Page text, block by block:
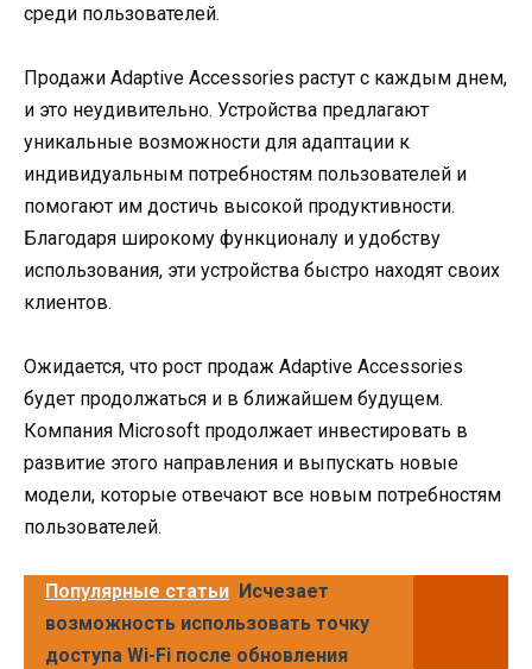
среди пользователей.
Продажи Adaptive Accessories растут с каждым днем,
и это неудивительно. Устройства предлагают
уникальные возможности для адаптации к
индивидуальным потребностям пользователей и
помогают им достичь высокой продуктивности.
Благодаря широкому функционалу и удобству
использования, эти устройства быстро находят своих
клиентов.
Ожидается, что рост продаж Adaptive Accessories
будет продолжаться и в ближайшем будущем.
Компания Microsoft продолжает инвестировать в
развитие этого направления и выпускать новые
модели, которые отвечают все новым потребностям
пользователей.
Популярные статьи Исчезает
возможность использовать точку
доступа Wi-Fi после обновления